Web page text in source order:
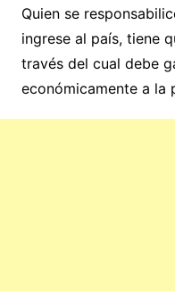
Quien se
ingrese al país, tiene
través del cual debe
económicamente a la